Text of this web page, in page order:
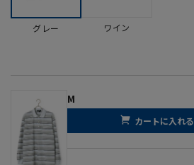
グレー ワイン
M
カートに入れる